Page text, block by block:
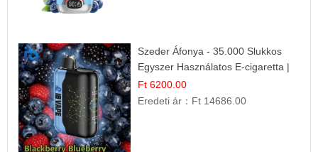
Szeder Áfonya - 35.000 Slukkos
Egyszer Használatos E-cigaretta |
Prémium Ízélmény
Ft 6200.00
Eredeti ár： Ft 14686.00